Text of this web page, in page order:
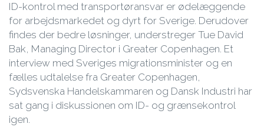
ID-kontrol med transportøransvar er ødelæggende
for arbejdsmarkedet og dyrt for Sverige. Derudover
findes der bedre løsninger, understreger Tue David
Bak, Managing Director i Greater Copenhagen. Et
interview med Sveriges migrationsminister og en
fælles udtalelse fra Greater Copenhagen,
Sydsvenska Handelskammaren og Dansk Industri har
sat gang i diskussionen om ID- og grænsekontrol
igen.